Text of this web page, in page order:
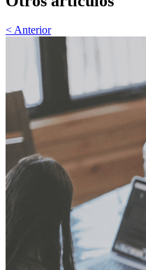
< Anterior